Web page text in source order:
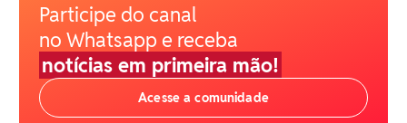
Participe do canal
no Whatsapp e receba
notícias em primeira mão!
Acesse a comunidade